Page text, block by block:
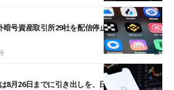
号資産取引所29社を配信停止──OKXやバイビ
月26日までに引き出しを、日本人利用者も対